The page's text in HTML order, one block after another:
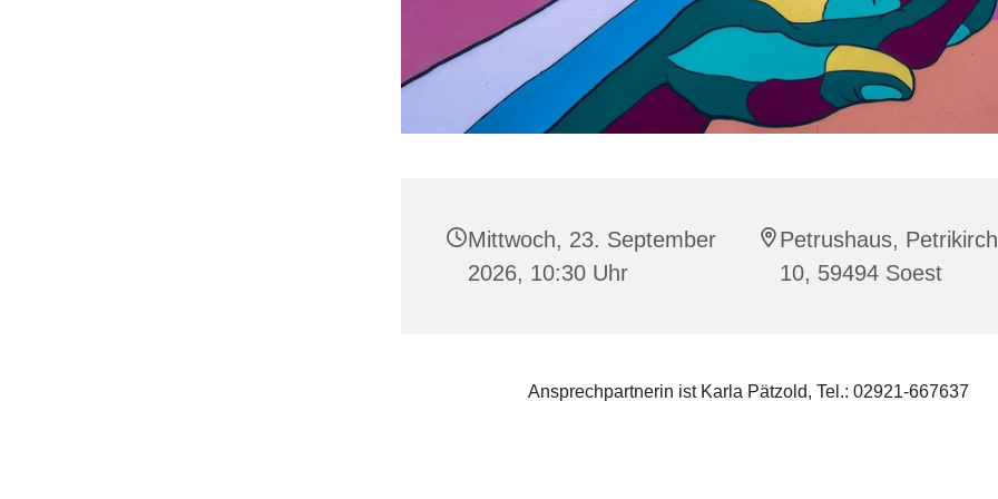
Mittwoch, 23. September
2026, 10:30 Uhr
Petrushaus,
10, 59494 Soest
Ansprechpartnerin ist Karla Pätzold, Tel.: 02921-667637